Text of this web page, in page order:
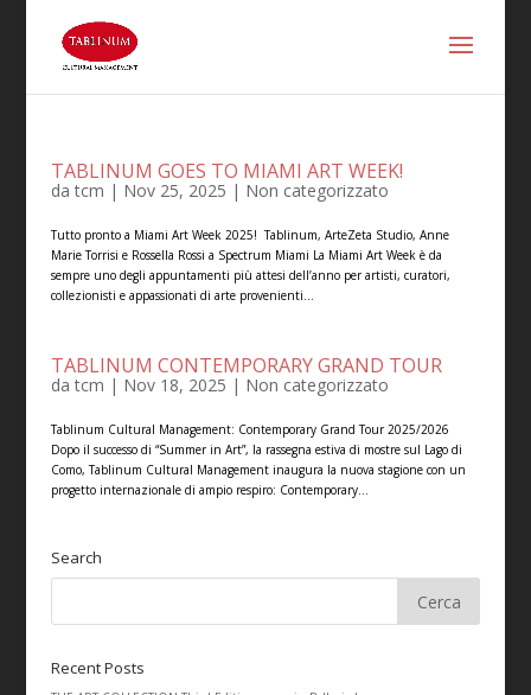
TABLINUM GOES TO MIAMI ART WEEK!
datcm | Nov 25, 2025 | Non categorizzato
Tutto pronto a Miami Art Week 2025! Tablinum, ArteZeta Studio, Anne
Marie Torrisi e Rossella Rossi a Spectrum Miami La Miami Art Week è da
sempre uno degli appuntamenti più attesi dell’anno per artisti, curatori,
collezionisti e appassionati di arte provenienti...
TABLINUM CONTEMPORARY GRAND TOUR
datcm | Nov 18, 2025 | Non categorizzato
Tablinum Cultural Management: Contemporary Grand Tour 2025/2026
Dopo il successo di “Summer in Art”, la rassegna estiva di mostre sul Lago di
Como, Tablinum Cultural Management inaugura la nuova stagione con un
progetto internazionale di ampio respiro: Contemporary...
Search
Recent Posts